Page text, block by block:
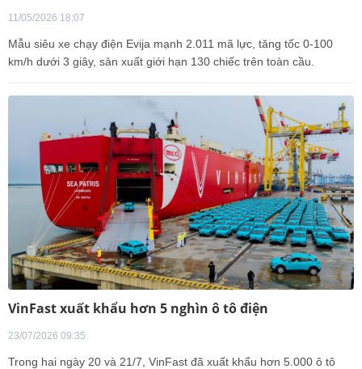
11/05/2026 18:07
Mẫu siêu xe chạy điện Evija mạnh 2.011 mã lực, tăng tốc 0-100
km/h dưới 3 giây, sản xuất giới hạn 130 chiếc trên toàn cầu.
VinFast xuất khẩu hơn 5 nghìn ô tô điện
23/07/2026 09:35
Trong hai ngày 20 và 21/7, VinFast đã xuất khẩu hơn 5.000 ô tô